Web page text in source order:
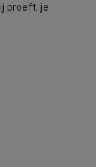
proeft, je